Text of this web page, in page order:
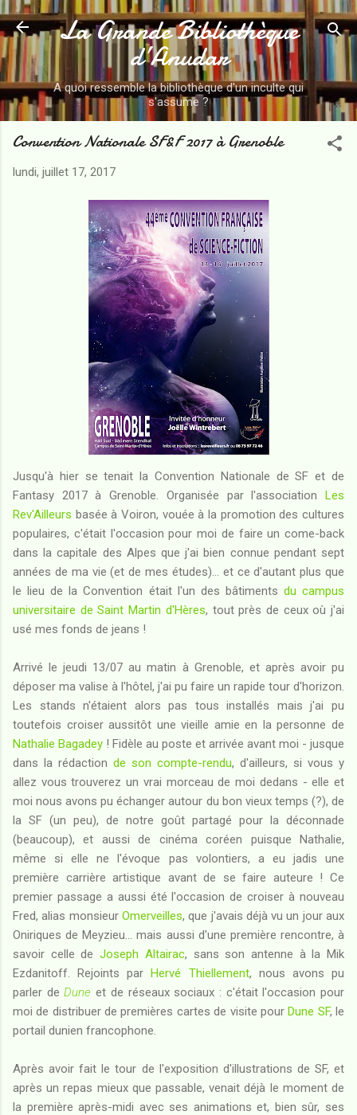
Accéder au contenu principal
La Grande Bibliothèque
d’Anudar
A quoi ressemble la bibliothèque d'un inculte qui
s'assume ?
Convention Nationale SF&F 2017 à Grenoble
lundi, juillet 17, 2017
Jusqu'à hier se tenait la Convention Nationale de SF et de
Fantasy 2017 à Grenoble. Organisée par l'association Les
Rev'Ailleurs basée à Voiron, vouée à la promotion des cultures
populaires, c'était l'occasion pour moi de faire un come-back
dans la capitale des Alpes que j'ai bien connue pendant sept
années de ma vie (et de mes études)... et ce d'autant plus que
le lieu de la Convention était l'un des bâtiments du campus
universitaire de Saint Martin d'Hères, tout près de ceux où j'ai
usé mes fonds de jeans !
Arrivé le jeudi 13/07 au matin à Grenoble, et après avoir pu
déposer ma valise à l'hôtel, j'ai pu faire un rapide tour d'horizon.
Les stands n'étaient alors pas tous installés mais j'ai pu
toutefois croiser aussitôt une vieille amie en la personne de
Nathalie Bagadey ! Fidèle au poste et arrivée avant moi - jusque
dans la rédaction de son compte-rendu, d'ailleurs, si vous y
allez vous trouverez un vrai morceau de moi dedans - elle et
moi nous avons pu échanger autour du bon vieux temps (?), de
la SF (un peu), de notre goût partagé pour la déconnade
(beaucoup), et aussi de cinéma coréen puisque Nathalie,
même si elle ne l'évoque pas volontiers, a eu jadis une
première carrière artistique avant de se faire auteure ! Ce
premier passage a aussi été l'occasion de croiser à nouveau
Fred, alias monsieur Omerveilles, que j'avais déjà vu un jour aux
Oniriques de Meyzieu... mais aussi d'une première rencontre, à
savoir celle deJoseph Altairac, sans son antenne à la Mik
Ezdanitoff. Rejoints parHervé Thiellement, nous avons pu
parler deDune et de réseaux sociaux : c'était l'occasion pour
moi de distribuer de premières cartes de visite pourDune SF, le
portail dunien francophone.
Après avoir fait le tour de l'exposition d'illustrations de SF, et
après un repas mieux que passable, venait déjà le moment de
la première après-midi avec ses animations et, bien sûr, ses